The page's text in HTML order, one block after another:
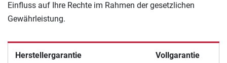
Einfluss auf Ihre Rechte im Rahmen der gesetzlichen
Gewährleistung.
Herstellergarantie Vollgarantie